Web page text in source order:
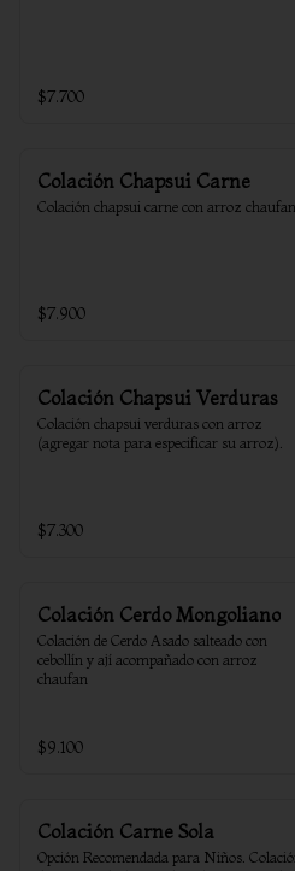
$7.700
Colación Chapsui Carne
Colación chapsui carne con arroz chaufan
$7.900
Colación Chapsui Verduras
Colación chapsui verduras con arroz
(agregar nota para especificar su arroz).
$7.300
Colación Cerdo Mongoliano
Colación de Cerdo Asado salteado con
cebollín y ají acompañado con arroz
chaufan
$9.100
Colación Carne Sola
Opción Recomendada para Niños.